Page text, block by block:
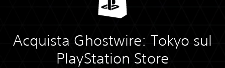
Acquista Ghostwire: Tokyo sul
PlayStation Store